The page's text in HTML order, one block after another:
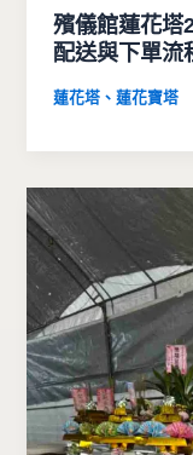
殯儀館蓮花塔
配送與下單流
蓮花塔、蓮花寶塔